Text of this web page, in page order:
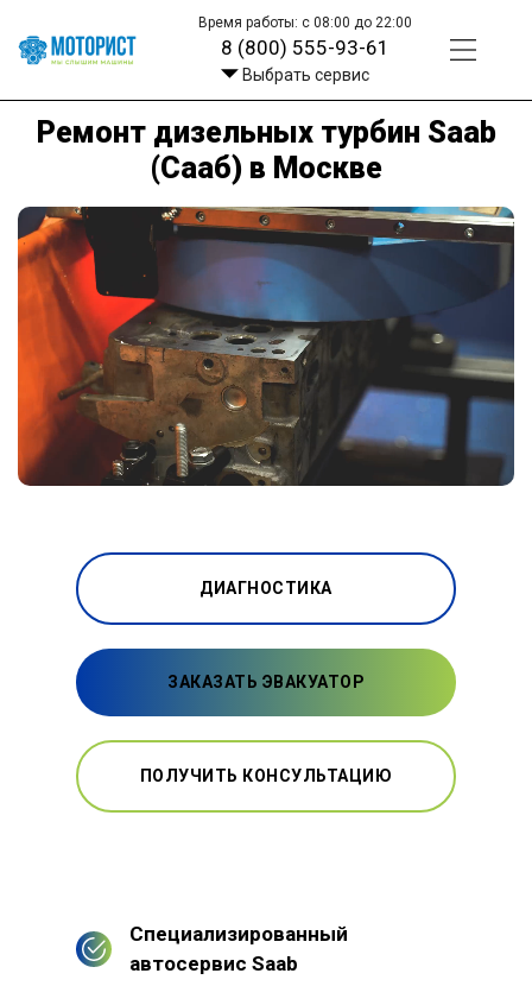
Время работы: с 08:00 до 22:00
8 (800) 555-93-61
Выбрать сервис
Ремонт дизельных турбин Saab
(Сааб) в Москве
ДИАГНОСТИКА
ЗАКАЗАТЬ ЭВАКУАТОР
ПОЛУЧИТЬ КОНСУЛЬТАЦИЮ
Специализированный
автосервис Saab